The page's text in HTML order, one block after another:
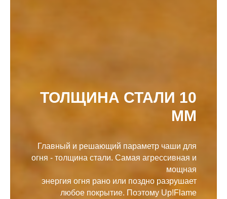
ТОЛЩИНА СТАЛИ 10
ММ
Главный и решающий параметр чаши для
огня - толщина стали. Самая агрессивная и
мощная
энергия огня рано или поздно разрушает
любое покрытие. Поэтому Up!Flame